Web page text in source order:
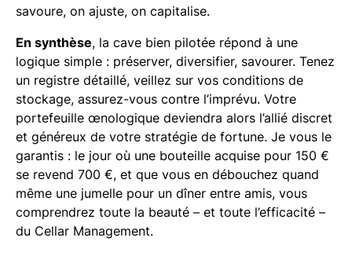
savoure, on ajuste, on capitalise.
En synthèse, la cave bien pilotée répond à une
logique simple : préserver, diversifier, savourer. Tenez
un registre détaillé, veillez sur vos conditions de
stockage, assurez-vous contre l’imprévu. Votre
portefeuille œnologique deviendra alors l’allié discret
et généreux de votre stratégie de fortune. Je vous le
garantis : le jour où une bouteille acquise pour 150 €
se revend 700 €, et que vous en débouchez quand
même une jumelle pour un dîner entre amis, vous
comprendrez toute la beauté – et toute l’efficacité –
du Cellar Management.